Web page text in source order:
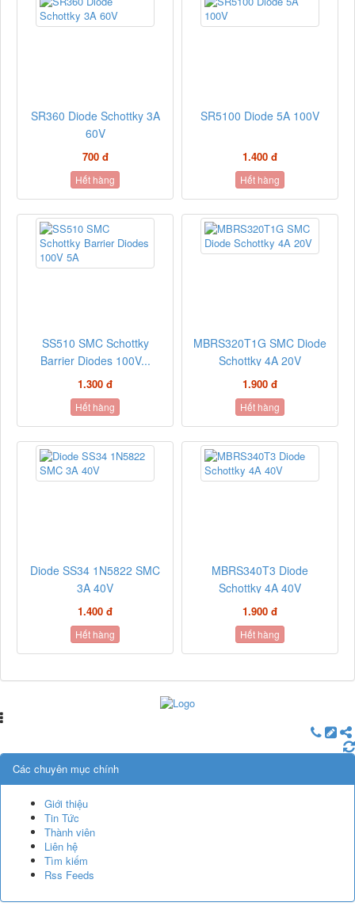
SR360 Diode Schottky 3A
60V
700 đ
Hết hàng
SR5100 Diode 5A 100V
1.400 đ
Hết hàng
SS510 SMC Schottky
Barrier Diodes 100V...
1.300 đ
Hết hàng
MBRS320T1G SMC Diode
Schottky 4A 20V
1.900 đ
Hết hàng
Diode SS34 1N5822 SMC
3A 40V
1.400 đ
Hết hàng
MBRS340T3 Diode
Schottky 4A 40V
1.900 đ
Hết hàng
Các chuyên mục chính
Giới thiệu
Tin Tức
Thành viên
Liên hệ
Tìm kiếm
Rss Feeds